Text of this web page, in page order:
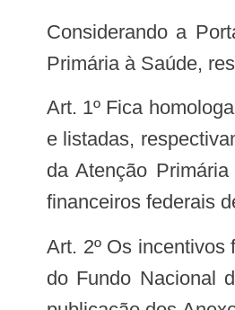
Considerando a Portaria de Consolidação SAPS/MS nº 1, de 2 de junho de 2021, que consolida as normas sobre Atenção
Primária à Saúde,
Art. 1º Fica homologada a adesão das equipes de Saúde da Família – eSF e equipes de Atenção Primária – eAP informatizadas
e listadas,
da Atenção
financeiros federais
Art. 2º Os incentivos financeiros federais de custeio mensal de que trata o art. 1º desta Portaria serão transferidos mensalmente
do Fundo Nacional